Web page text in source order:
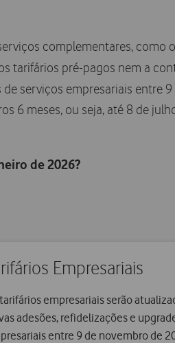
complementares, como
tarifários pré-pagos nem a
de serviços empresariais entre
6 meses, ou seja, até 8 de
de 2026?
Empresariais
empresariais serão
adesões, refidelizações e
entre 9 de novembro de